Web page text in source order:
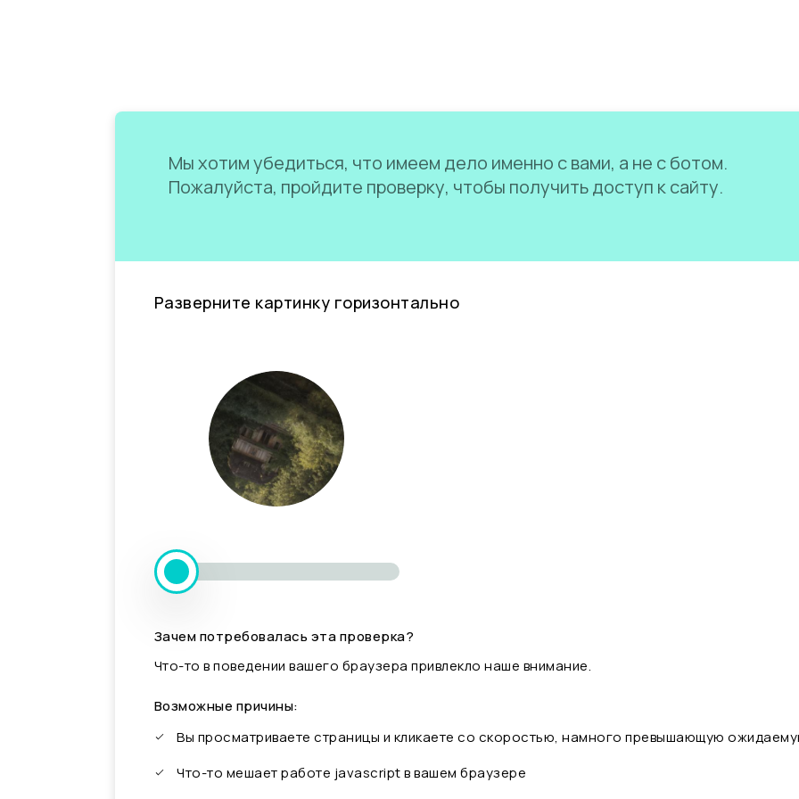
Мы хотим убедиться, что имеем дело именно с вами, а не с ботом.
Пожалуйста, пройдите проверку, чтобы получить доступ к сайту.
Разверните картинку горизонтально
Зачем потребовалась эта проверка?
Что-то в поведении вашего браузера привлекло наше внимание.
Возможные причины:
Вы просматриваете страницы и кликаете со скоростью, намного превышающую
Что-то мешает работе javascript в вашем браузере